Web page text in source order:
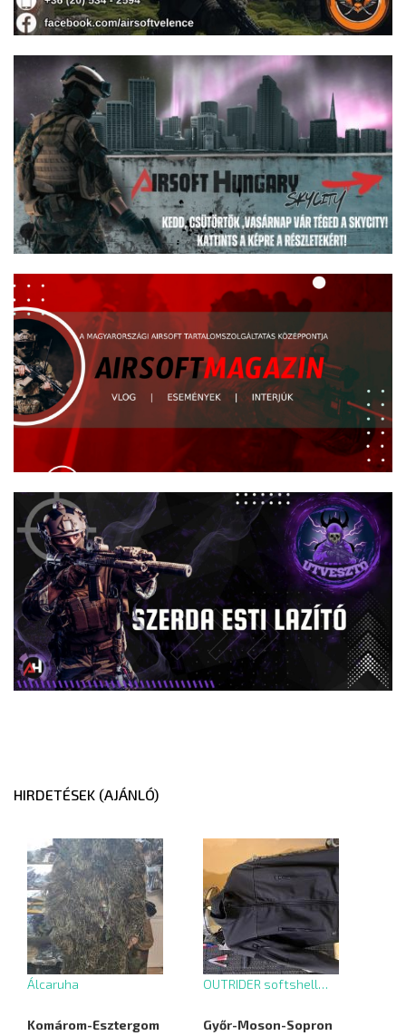
HIRDETÉSEK (AJÁNLÓ)
Álcaruha
Komárom-Esztergom
OUTRIDER softshell…
Győr-Moson-Sopron